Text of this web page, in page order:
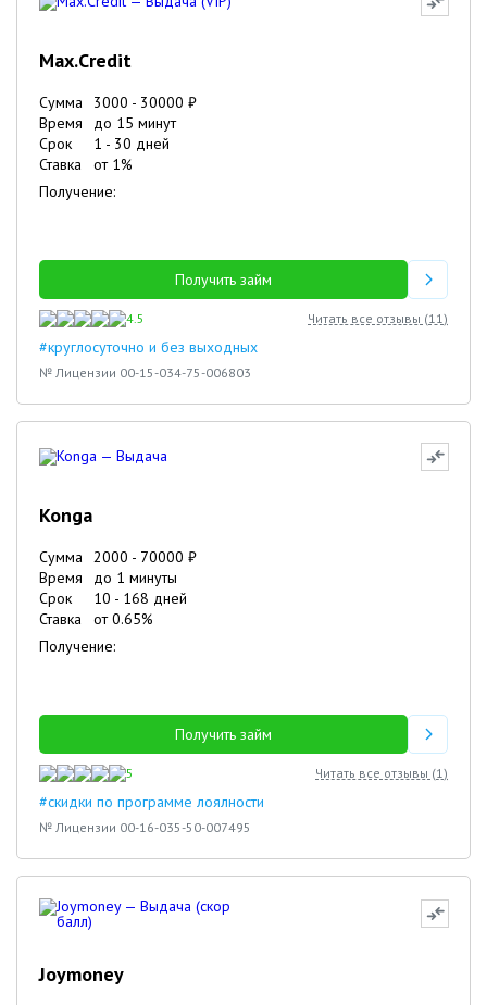
Max.Credit
Сумма 3000 - 30000 ₽
Время
до 15 минут
Срок
1 - 30 дней
Ставка
от 1%
Получение:
Получить займ
4.5 Читать все отзывы (11)
#круглосуточно и без выходных
№ Лицензии 00-15-034-75-006803
Konga
Сумма 2000 - 70000 ₽
Время
до 1 минуты
Срок
10 - 168 дней
Ставка
от0.65%
Получение:
Получить займ
5 Читать все отзывы (1)
#скидки по программе лоялности
№ Лицензии 00-16-035-50-007495
Joymoney